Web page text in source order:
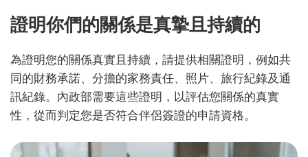
證明你們的關係是真摯且持續的
為證明您的關係真實且持續，請提供相關證明，例如共
同的財務承諾、分擔的家務責任、照片、旅行紀錄及通
訊紀錄。內政部需要這些證明，以評估您關係的真實
性，從而判定您是否符合伴侶簽證的申請資格。